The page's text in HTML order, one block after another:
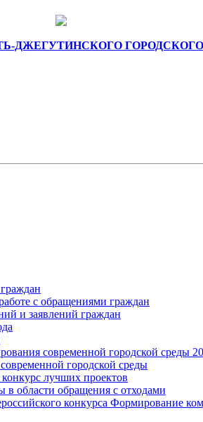
ДЖЕГУТИНСКОГО
с обращениями граждан
и заявлений граждан
современной городской среды
городской среды
лучших проектов
области обращения с отходами
конкурса Формирование